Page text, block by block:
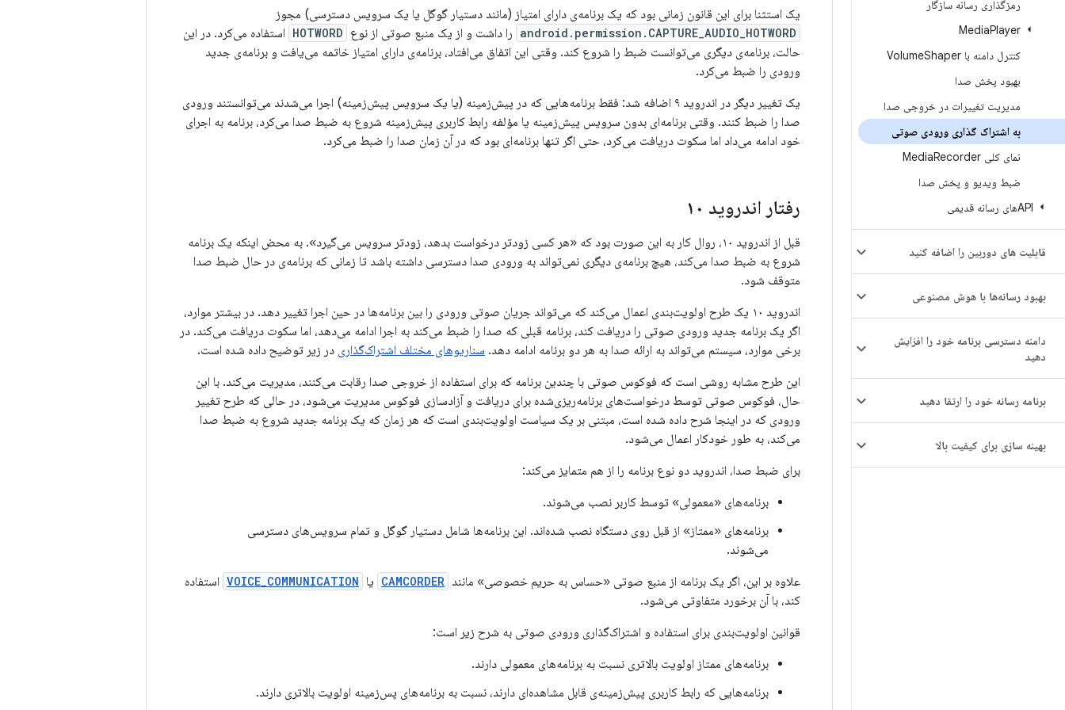
رمزگذاری رسانه سازگار
MediaPlayer
کنترل دامنه با Volume Shaper
بهبود پخش صدا
مدیریت تغییرات در خروجی صدا
به اشتراک گذاری ورودی صوتی
نمای کلی Media Recorder
ضبط ویدیو و پخش صدا
APIهای رسانه قدیمی
قابلیت های دوربین را اضافه کنید
بهبود رسانه‌ها با هوش مصنوعی
دامنه دسترسی برنامه خود را افزایش
دهید
برنامه رسانه خود را ارتقا دهید
بهینه سازی برای کیفیت بالا
یک استثنا برای این قانون زمانی بود که یک برنامه‌ی دارای امتیاز (مانند دستیار گوگل یا یک سرویس دسترسی) مجوز
android.permission.CAPTURE_AUDIO_HOTWORD را داشت و از یک منبع صوتی از نوع HOTWORD استفاده می‌کرد. در این
حالت، برنامه‌ی دیگری می‌توانست ضبط را شروع کند. وقتی این اتفاق می‌افتاد، برنامه‌ی دارای امتیاز خاتمه می‌یافت و برنامه‌ی جدید
ورودی را ضبط می‌کرد.
یک تغییر دیگر در اندروید ۹ اضافه شد: فقط برنامه‌هایی که در پیش‌زمینه (یا یک سرویس پیش‌زمینه) اجرا می‌شدند می‌توانستند ورودی
صدا را ضبط کنند. وقتی برنامه‌ای بدون سرویس پیش‌زمینه یا مؤلفه رابط کاربری پیش‌زمینه شروع به ضبط صدا می‌کرد، برنامه به اجرای
خود ادامه می‌داد اما سکوت دریافت می‌کرد، حتی اگر تنها برنامه‌ای بود که در آن زمان صدا را ضبط می‌کرد.
رفتار اندروید ۱۰
قبل از اندروید ۱۰، روال کار به این صورت بود که «هر کسی زودتر درخواست بدهد، زودتر سرویس می‌گیرد». به محض اینکه یک برنامه
شروع به ضبط صدا می‌کند، هیچ برنامه‌ی دیگری نمی‌تواند به ورودی صدا دسترسی داشته باشد تا زمانی که برنامه‌ی در حال ضبط صدا
متوقف شود.
اندروید ۱۰ یک طرح اولویت‌بندی اعمال می‌کند که می‌تواند جریان صوتی ورودی را بین برنامه‌ها در حین اجرا تغییر دهد. در بیشتر موارد،
اگر یک برنامه جدید ورودی صوتی را دریافت کند، برنامه قبلی که صدا را ضبط می‌کند به اجرا ادامه می‌دهد، اما سکوت دریافت می‌کند. در
برخی موارد، سیستم می‌تواند به ارائه صدا به هر دو برنامه ادامه دهد. سناریوهای مختلف اشتراک‌گذاری در زیر توضیح داده شده است.
این طرح مشابه روشی است که فوکوس صوتی با چندین برنامه که برای استفاده از خروجی صدا رقابت می‌کنند، مدیریت می‌کند. با این
حال، فوکوس صوتی توسط درخواست‌های برنامه‌ریزی‌شده برای دریافت و آزادسازی فوکوس مدیریت می‌شود، در حالی که طرح تغییر
ورودی که در اینجا شرح داده شده است، مبتنی بر یک سیاست اولویت‌بندی است که هر زمان که یک برنامه جدید شروع به ضبط صدا
می‌کند، به طور خودکار اعمال می‌شود.
برای ضبط صدا، اندروید دو نوع برنامه را از هم متمایز می‌کند:
برنامه‌های «معمولی» توسط کاربر نصب می‌شوند.
برنامه‌های «ممتاز» از قبل روی دستگاه نصب شده‌اند. این برنامه‌ها شامل دستیار گوگل و تمام سرویس‌های دسترسی
می‌شوند.
علاوه بر این، اگر یک برنامه از منبع صوتی «حساس به حریم خصوصی» مانند CAMCORDER یا VOICE_COMMUNICATION استفاده
کند، با آن برخورد متفاوتی می‌شود.
قوانین اولویت‌بندی برای استفاده و اشتراک‌گذاری ورودی صوتی به شرح زیر است:
برنامه‌های ممتاز اولویت بالاتری نسبت به برنامه‌های معمولی دارند.
برنامه‌هایی که رابط کاربری پیش‌زمینه‌ی قابل مشاهده‌ای دارند، نسبت به برنامه‌های پس‌زمینه اولویت بالاتری دارند.